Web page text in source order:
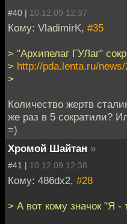
#40 | 10.12.09 12:37
Кому: VladimirK, #35
> "Архипелаг ГУЛаг"
> http://pda.lenta.ru/
>
Количество жертв
же раз в 5 сократили?
=)
Хромой Шайтан »
#41 | 10.12.09 12:38
Кому: 486dx2, #28
> А вот кому значок "Я -